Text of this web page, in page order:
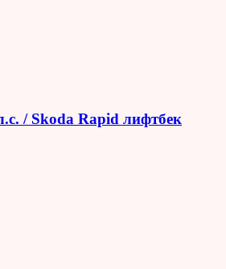
/ Skoda Rapid лифтбек